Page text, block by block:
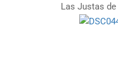
Las Justas